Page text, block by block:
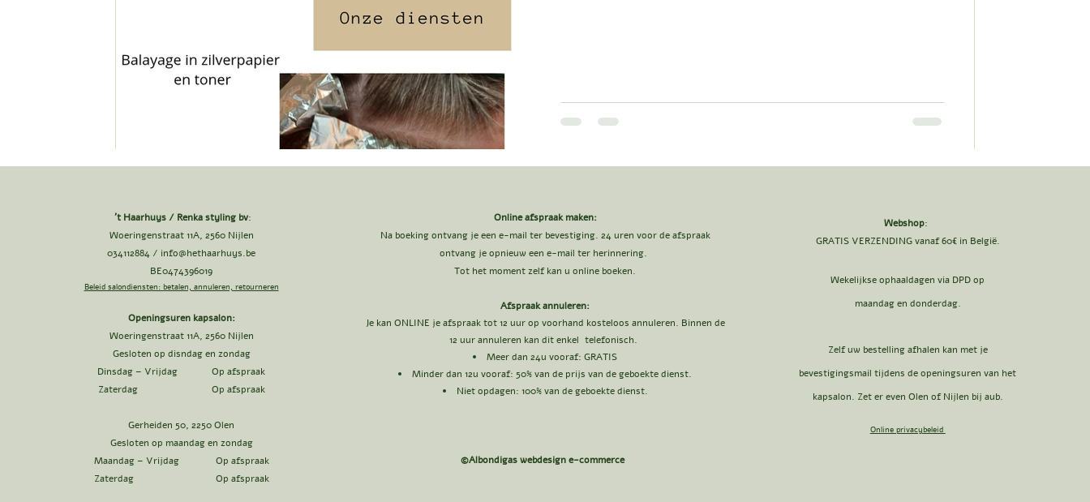
't Haarhuys / Renka styling bv:
Woeringenstraat 11A, 2560 Nijlen
034112884 / info@hethaarhuys.be
BE0474396019
Beleid salondiensten: betalen, annuleren, retourneren
Openingsuren kapsalon:
Woeringenstraat 11A, 2560 Nijlen
Gesloten op disndag en zondag
Dinsdag – Vrijdag Op afspraak
Zaterdag Op afspraak
Gerheiden 50, 2250 Olen
Gesloten op maandag en zondag
Maandag – Vrijdag Op afspraak
Zaterdag Op afspraak
Online afspraak maken:
Na boeking ontvang je een e-mail ter bevestiging. 24 uren voor de afspraak
ontvang je opnieuw een e-mail ter herinnering.
Tot het moment zelf kan u online boeken.
Afspraak annuleren:
Je kan ONLINE je afspraak tot 12 uur op voorhand kosteloos annuleren. Binnen de
12 uur annuleren kan dit enkel telefonisch.
Meer dan 24u vooraf: GRATIS​
Minder dan 12u vooraf: 50% van de prijs van de geboekte dienst.
Niet opdagen: 100% van de geboekte dienst.
©Albondigas webdesign e-commerce
Webshop:
GRATIS VERZENDING vanaf 60€ in België.
Wekelijkse ophaaldagen via DPD op
maandag en donderdag.
Zelf uw bestelling afhalen kan met je
bevestigingsmail tijdens de openingsuren van het
kapsalon. Zet er even Olen of Nijlen bij aub.
Online privacybeleid